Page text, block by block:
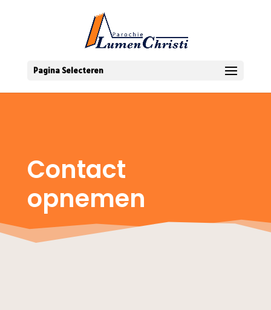
Pagina Selecteren
Contact
opnemen